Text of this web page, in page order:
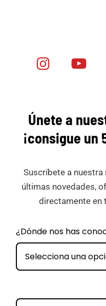
Únete a
¡consigue un
Suscríbete a
últimas novedades,
directamente en
¿Dónde nos has
Selecciona una